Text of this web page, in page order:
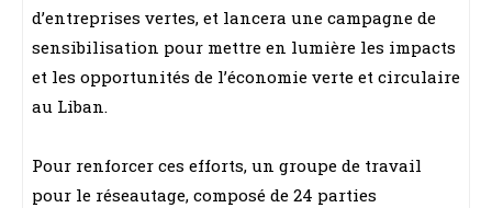
d’entreprises vertes, et lancera une campagne de
sensibilisation pour mettre en lumière les impacts
et les opportunités de l’économie verte et circulaire
au Liban.
Pour renforcer ces efforts, un groupe de travail
pour le réseautage, composé de 24 parties